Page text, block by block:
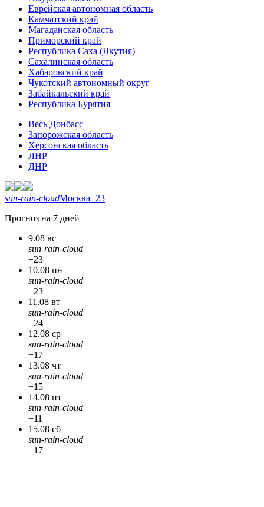
Еврейская автономная область
Камчатский край
Магаданская область
Приморский край
Республика Саха (Якутия)
Сахалинская область
Хабаровский край
Чукотский автономный округ
Забайкальский край
Республика Бурятия
Весь Донбасс
Запорожская область
Херсонская область
ЛНР
ДНР
sun-rain-cloudМосква+23
Прогноз на 7 дней
9.08 вс
sun-rain-cloud
+23
10.08 пн
sun-rain-cloud
+23
11.08 вт
sun-rain-cloud
+24
12.08 ср
sun-rain-cloud
+17
13.08 чт
sun-rain-cloud
+15
14.08 пт
sun-rain-cloud
+11
15.08 сб
sun-rain-cloud
+17